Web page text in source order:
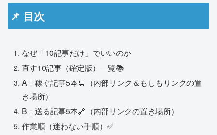
📌 目次
なぜ「10記事だけ」でいいのか
直す10記事（確定版）一覧📚
A：稼ぐ記事5本🛒（内部リンク＆もしもリンクの置
き場所）
B：送る記事5本🔗（内部リンクの置き場所）
作業順（迷わない手順）✅